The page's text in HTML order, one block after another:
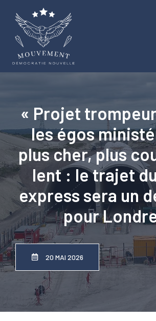
contenu
« Projet
les égos
plus cher, plus
lent : le trajet
express sera un
pour
20 MAI 2026